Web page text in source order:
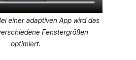
einer adaptiven App wird das
Fenstergrößen
optimiert.